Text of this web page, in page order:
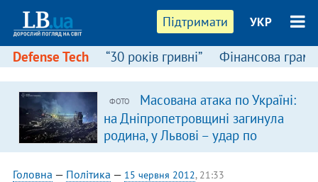
Підтримати УКР
Defense Tech “30 років гривні” Фінансова
ФОТО
Масована атака по Україні:
на Дніпропетровщині загинула
родина, у Львові – удар по
багатоповерхівках
(доповнюється)
Головна — Політика — 15 червня 2012, 21:33